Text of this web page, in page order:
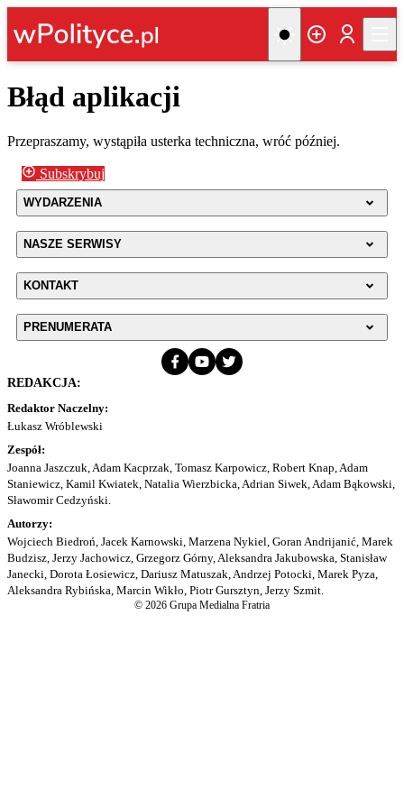
Błąd aplikacji
Przepraszamy, wystąpiła usterka techniczna, wróć później.
Subskrybuj
WYDARZENIA
NASZE SERWISY
KONTAKT
PRENUMERATA
REDAKCJA:
Redaktor Naczelny:
Łukasz Wróblewski
Zespół:
Joanna Jaszczuk, Adam Kacprzak, Tomasz Karpowicz, Robert Knap, Adam
Staniewicz, Kamil Kwiatek, Natalia Wierzbicka, Adrian Siwek, Adam Bąkowski,
Sławomir Cedzyński.
Autorzy:
Wojciech Biedroń, Jacek Karnowski, Marzena Nykiel, Goran Andrijanić, Marek
Budzisz, Jerzy Jachowicz, Grzegorz Górny, Aleksandra Jakubowska, Stanisław
Janecki, Dorota Łosiewicz, Dariusz Matuszak, Andrzej Potocki, Marek Pyza,
Aleksandra Rybińska, Marcin Wikło, Piotr Gursztyn, Jerzy Szmit.
© 2026 Grupa Medialna Fratria